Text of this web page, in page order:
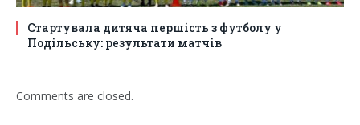
Стартувала дитяча першість з футболу у
Подільську: результати матчів
Comments are closed.